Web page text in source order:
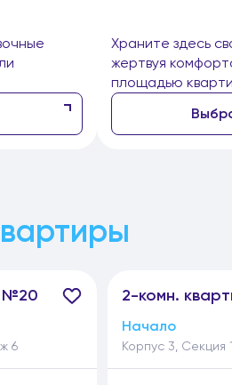
Храните здесь
жертвуя
площадью
№20
6
2-комн.
Начало
Корпус 3, Секция